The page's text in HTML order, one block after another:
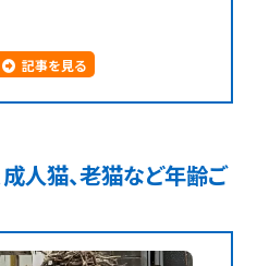
記事を見る
人猫、老猫など年齢ご